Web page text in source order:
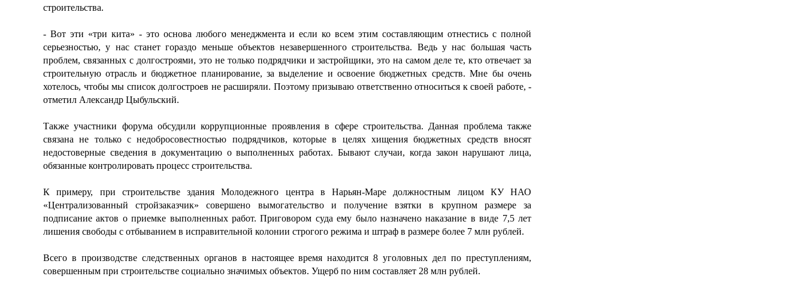
строительства.
- Вот эти «три кита» - это основа любого менеджмента и если ко всем этим составляющим отнестись с полной
серьезностью, у нас станет гораздо меньше объектов незавершенного строительства. Ведь у нас большая часть
проблем, связанных с долгостроями, это не только подрядчики и застройщики, это на самом деле те, кто отвечает за
строительную отрасль и бюджетное планирование, за выделение и освоение бюджетных средств. Мне бы очень
хотелось, чтобы мы список долгостроев не расширяли. Поэтому призываю ответственно относиться к своей работе, -
отметил Александр Цыбульский.
Также участники форума обсудили коррупционные проявления в сфере строительства. Данная проблема также
связана не только с недобросовестностью подрядчиков, которые в целях хищения бюджетных средств вносят
недостоверные сведения в документацию о выполненных работах. Бывают случаи, когда закон нарушают лица,
обязанные контролировать процесс строительства.
К примеру, при строительстве здания Молодежного центра в Нарьян-Маре должностным лицом КУ НАО
«Централизованный стройзаказчик» совершено вымогательство и получение взятки в крупном размере за
подписание актов о приемке выполненных работ. Приговором суда ему было назначено наказание в виде 7,5 лет
лишения свободы с отбыванием в исправительной колонии строгого режима и штраф в размере более 7 млн рублей.
Всего в производстве следственных органов в настоящее время находится 8 уголовных дел по преступлениям,
совершенным при строительстве социально значимых объектов. Ущерб по ним составляет 28 млн рублей.